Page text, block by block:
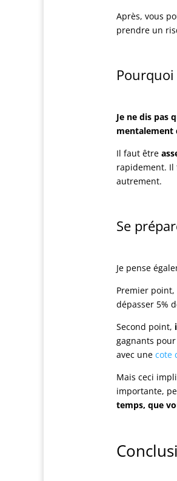
Après, vous
prendre un
Pourquoi
Je ne dis pas
mentalement
Il faut être
rapidement. Il
autrement.
Se
Je pense
Premier
dépasser 5%
Second point,
gagnants pour
avec une cote
Mais ceci
importante,
temps, que